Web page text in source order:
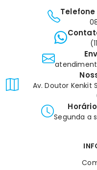
Av. Doutor Kenkit
Segunda a